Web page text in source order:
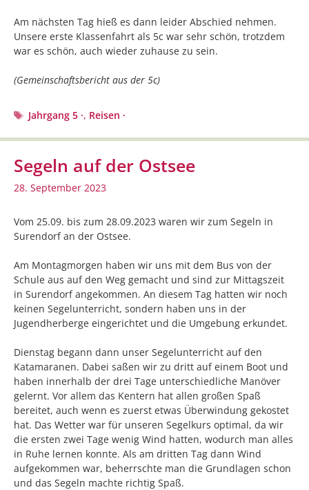
Am nächsten Tag hieß es dann leider Abschied nehmen.
Unsere erste Klassenfahrt als 5c war sehr schön, trotzdem
war es schön, auch wieder zuhause zu sein.
(Gemeinschaftsbericht aus der 5c)
Schlagwörter
Jahrgang 5 ·, Reisen ·
Segeln auf der Ostsee
28. September 2023
Vom 25.09. bis zum 28.09.2023 waren wir zum Segeln in
Surendorf an der Ostsee.
Am Montagmorgen haben wir uns mit dem Bus von der
Schule aus auf den Weg gemacht und sind zur Mittagszeit
in Surendorf angekommen. An diesem Tag hatten wir noch
keinen Segelunterricht, sondern haben uns in der
Jugendherberge eingerichtet und die Umgebung erkundet.
Dienstag begann dann unser Segelunterricht auf den
Katamaranen. Dabei saßen wir zu dritt auf einem Boot und
haben innerhalb der drei Tage unterschiedliche Manöver
gelernt. Vor allem das Kentern hat allen großen Spaß
bereitet, auch wenn es zuerst etwas Überwindung gekostet
hat. Das Wetter war für unseren Segelkurs optimal, da wir
die ersten zwei Tage wenig Wind hatten, wodurch man alles
in Ruhe lernen konnte. Als am dritten Tag dann Wind
aufgekommen war, beherrschte man die Grundlagen schon
und das Segeln machte richtig Spaß.